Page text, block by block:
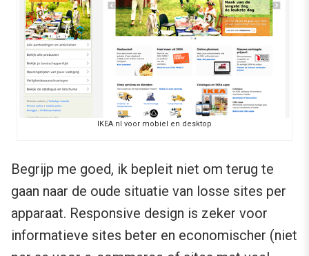
IKEA.nl voor mobiel en desktop
Begrijp me goed, ik bepleit niet om terug te
gaan naar de oude situatie van losse sites per
apparaat. Responsive design is zeker voor
informatieve sites beter en economischer (niet